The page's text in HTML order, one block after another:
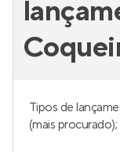
Tipos de
(mais procurado);